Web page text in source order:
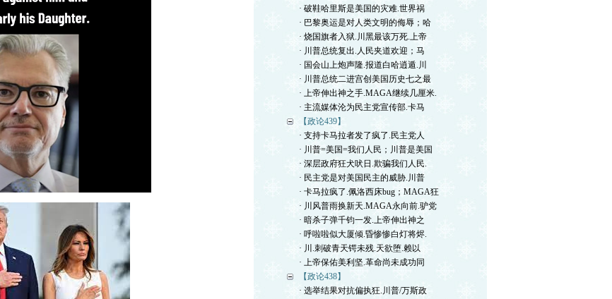
· 破鞋哈里斯是美国的灾难.世界祸
· 巴黎奥运是对人类文明的侮辱；哈
· 烧国旗者入狱.川黑最该万死.上帝
· 川普总统复出.人民夹道欢迎；马
· 国会山上炮声隆.报道白哈逍遁.川
· 川普总统二进宫创美国历史七之最
· 上帝伸出神之手.MAGA继续几厘米.
· 主流媒体沦为民主党宣传部.卡马
【政论439】
· 支持卡马拉者发了疯了.民主党人
· 川普=美国=我们人民；川普是美国
· 深层政府狂犬吠日.欺骗我们人民.
· 民主党是对美国民主的威胁.川普
· 卡马拉疯了.佩洛西床bug；MAGA狂
· 川风普雨换新天.MAGA永向前.驴党
· 暗杀子弹千钧一发.上帝伸出神之
· 呼啦啦似大厦倾.昏惨惨白灯将烬.
· 川.刺破青天锷未残.天欲堕.赖以
· 上帝保佑美利坚.革命尚未成功同
【政论438】
· 选举结果对抗偏执狂.川普/万斯政